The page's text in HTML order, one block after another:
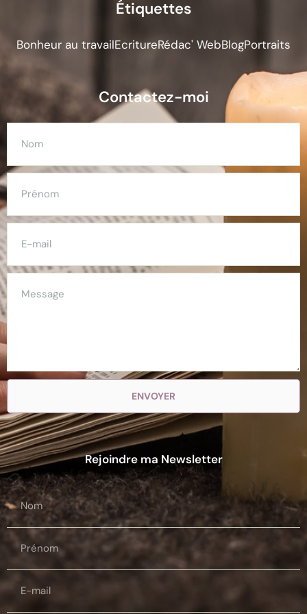
Étiquettes
Bonheur au travailEcritureRédac' WebBlogPortraits
Contactez-moi
ENVOYER
Rejoindre ma Newsletter